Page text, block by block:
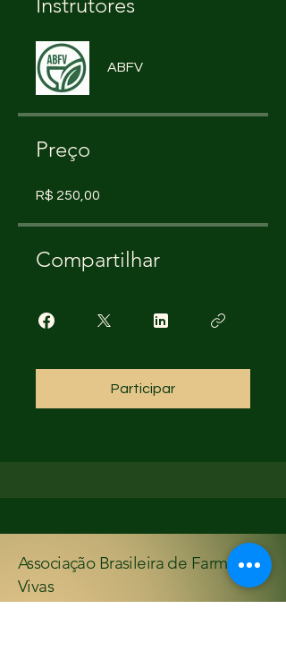
ABFV
Preço
R$ 250,00
Compartilhar
Participar
Associação Brasileira de Farmácias
Vivas